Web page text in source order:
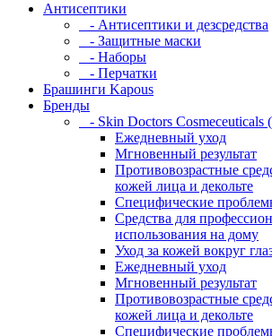
Антисептики
- Антисептики и дезсредства
- Защитные маски
- Наборы
- Перчатки
Брашинги Kapous
Бренды
- Skin Doctors Cosmeceuticals
Ежедневный уход
Мгновенный результат
Противовозрастные
кожей лица и декольте
Специфические
Средства для
использования на дому
Уход за кожей вокруг
Ежедневный уход
Мгновенный результат
Противовозрастные
кожей лица и декольте
Специфические